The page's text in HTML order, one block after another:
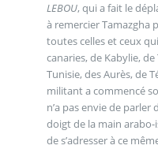
LEBOU, qui a fait le
à remercier Tamazgha
toutes celles et ceux
canaries, de Kabylie,
Tunisie, des Aurès, de
militant a commencé
n’a pas envie de parler
doigt de la main arabo-
de s’adresser à ce